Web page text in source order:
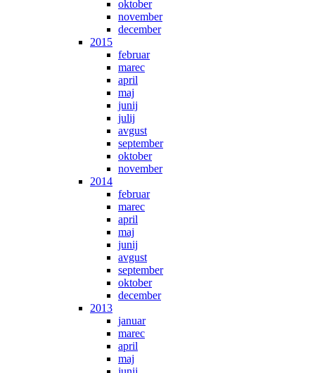
oktober
november
december
2015
februar
marec
april
maj
junij
julij
avgust
september
oktober
november
2014
februar
marec
april
maj
junij
avgust
september
oktober
december
2013
januar
marec
april
maj